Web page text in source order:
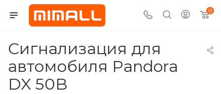
0
Сигнализация для
автомобиля Pandora
DX 50B